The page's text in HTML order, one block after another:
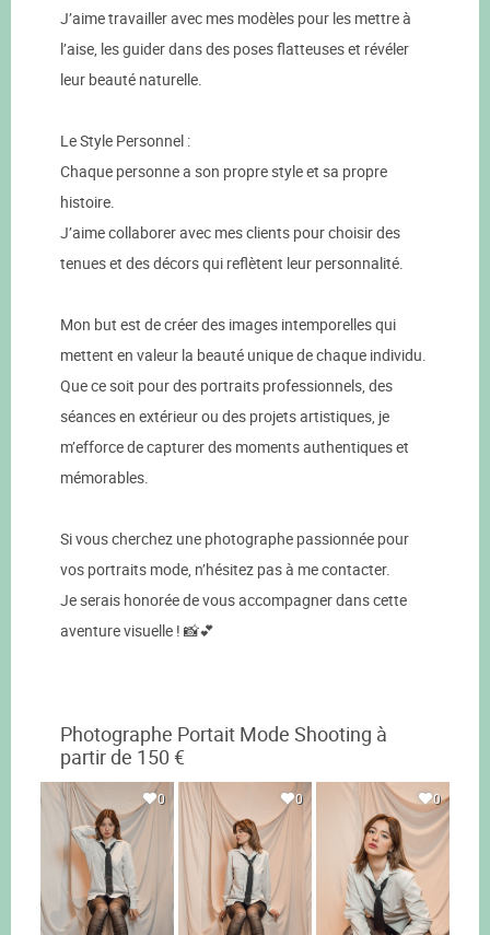
J’aime travailler avec mes modèles pour les mettre à
l’aise, les guider dans des poses flatteuses et révéler
leur beauté naturelle.
Le Style Personnel :
Chaque personne a son propre style et sa propre
histoire.
J’aime collaborer avec mes clients pour choisir des
tenues et des décors qui reflètent leur personnalité.
Mon but est de créer des images intemporelles qui
mettent en valeur la beauté unique de chaque individu.
Que ce soit pour des portraits professionnels, des
séances en extérieur ou des projets artistiques, je
m’efforce de capturer des moments authentiques et
mémorables.
Si vous cherchez une photographe passionnée pour
vos portraits mode, n’hésitez pas à me contacter.
Je serais honorée de vous accompagner dans cette
aventure visuelle ! 📸💕
Photographe Portait Mode Shooting à
partir de 150 €
0 0 0